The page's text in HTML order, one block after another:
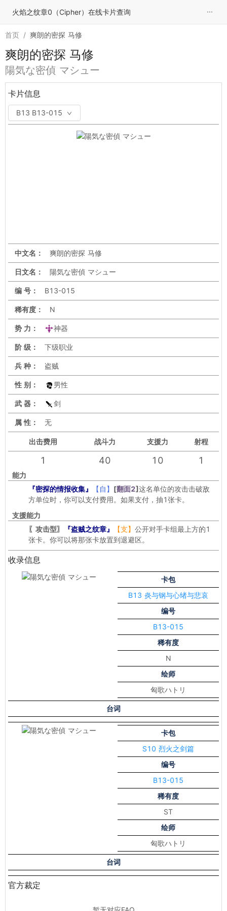
火焰之纹章0（Cipher）在线卡片查询 ···
首页 / 爽朗的密探 马修
爽朗的密探 马修
陽気な密偵 マシュー
卡片信息
B13 B13-015
中文名： 爽朗的密探 马修
日文名： 陽気な密偵 マシュー
编 号： B13-015
稀有度： N
势 力： 神器
阶 级： 下级职业
兵 种： 盗贼
性 别： 男性
武 器： 剑
属 性： 无
出击费用 战斗力 支援力 射程
1 40 10 1
能力
『密探的情报收集』
【自】 [翻面2]这名单位的攻击击破敌
方单位时，你可以支付费用。如果支付，抽1张卡。
支援能力
〖攻击型〗
『盗贼之纹章』 【支】 公开对手卡组最上方的1
张卡。你可以将那张卡放置到退避区。
收录信息
卡包
B13 炎与钢与心绪与悲哀
编号
B13-015
稀有度
N
绘师
匈歌ハトリ
台词
卡包
S10 烈火之剑篇
编号
B13-015
稀有度
ST
绘师
匈歌ハトリ
台词
官方裁定